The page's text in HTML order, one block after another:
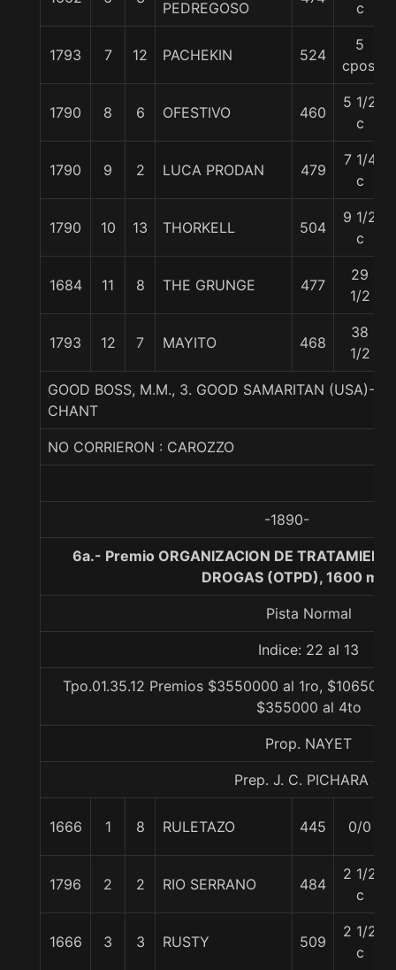
PEDREGOSO
c
1793 7 12 PACHEKIN 524
5
cpos.
1790 8 6 OFESTIVO 460
5 1/2
c
1790 9 2 LUCA PRODAN 479
7 1/4
c
1790 10 13 THORKELL 504
9 1/2
c
1684 11 8 THE GRUNGE 477
29
1/2
1793 12 7 MAYITO 468
38
1/2
GOOD BOSS, M.M., 3. GOOD SAMARITAN (USA)-
CHANT
NO CORRIERON : CAROZZO
-1890-
6a.- Premio ORGANIZACION DE
DROGAS (OTPD), 1600
Pista Normal
Indice: 22 al 13
Tpo.01.35.12 Premios $3550000 al 1ro,
$355000 al 4to
Prop. NAYET
Prep. J. C. PICHARA J.
1666 1 8 RULETAZO 445 0/0
1796 2 2 RIO SERRANO 484
2 1/2
c
1666 3 3 RUSTY 509
2 1/2
c